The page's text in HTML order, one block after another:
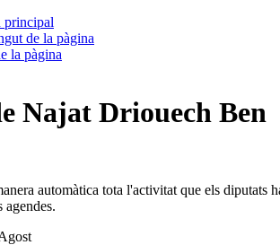
principal
de la pàgina
la pàgina
Najat Driouech Ben
automàtica tota l'activitat que els diputats
agendes.